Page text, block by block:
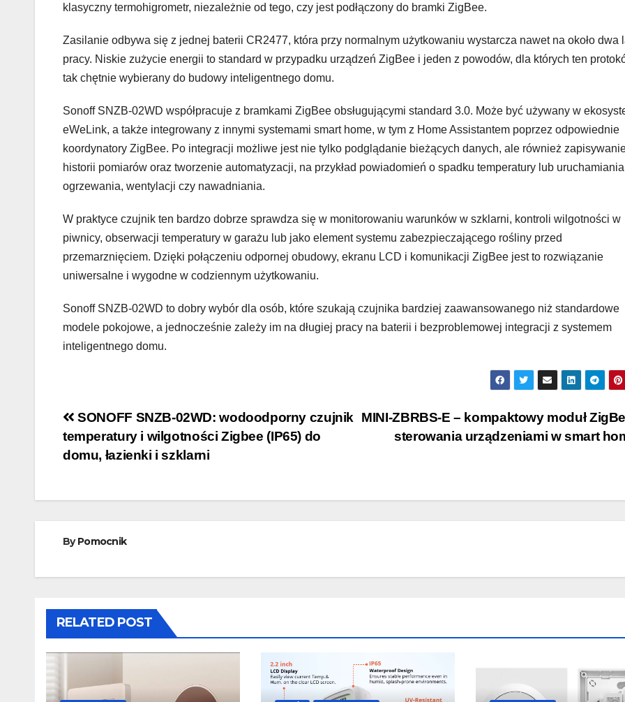
klasyczny termohigrometr, niezależnie od tego, czy jest podłączony do bramki ZigBee.
Zasilanie odbywa się z jednej baterii CR2477, która przy normalnym użytkowaniu wystarcza nawet na około dwa
pracy. Niskie zużycie energii to standard w przypadku urządzeń ZigBee i jeden z powodów, dla których ten
tak chętnie wybierany do budowy inteligentnego domu.
Sonoff SNZB-02WD współpracuje z bramkami ZigBee obsługującymi standard 3.0. Może być używany w
eWeLink, a także integrowany z innymi systemami smart home, w tym z Home Assistantem poprzez odpowiednie
koordynatory ZigBee. Po integracji możliwe jest nie tylko podglądanie bieżących danych, ale również
historii pomiarów oraz tworzenie automatyzacji, na przykład powiadomień o spadku temperatury lub uruchamiania
ogrzewania, wentylacji czy nawadniania.
W praktyce czujnik ten bardzo dobrze sprawdza się w monitorowaniu warunków w szklarni, kontroli wilgotności w
piwnicy, obserwacji temperatury w garażu lub jako element systemu zabezpieczającego rośliny przed
przemarznięciem. Dzięki połączeniu odpornej obudowy, ekranu LCD i komunikacji ZigBee jest to rozwiązanie
uniwersalne i wygodne w codziennym użytkowaniu.
Sonoff SNZB-02WD to dobry wybór dla osób, które szukają czujnika bardziej zaawansowanego niż standardowe
modele pokojowe, a jednocześnie zależy im na długiej pracy na baterii i bezproblemowej integracji z systemem
inteligentnego domu.
Nawigacja
wpisu
MINI-ZBRBS-E – kompaktowy moduł
sterowania urządzeniami w smart
SONOFF SNZB-02WD: wodoodporny czujnik
temperatury i wilgotności Zigbee (IP65) do
domu, łazienki i szklarni
ByPomocnik
RELATED POST